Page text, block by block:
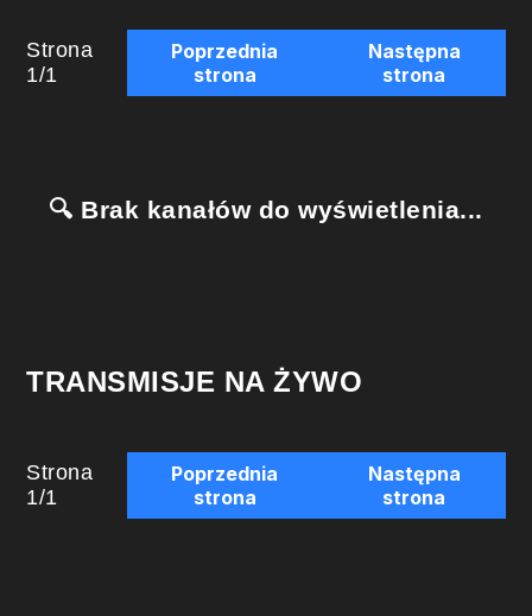
Strona
1/1
Poprzednia
strona
Następna
strona
🔍 Brak kanałów do wyświetlenia...
TRANSMISJE NA ŻYWO
Strona
1/1
Poprzednia
strona
Następna
strona